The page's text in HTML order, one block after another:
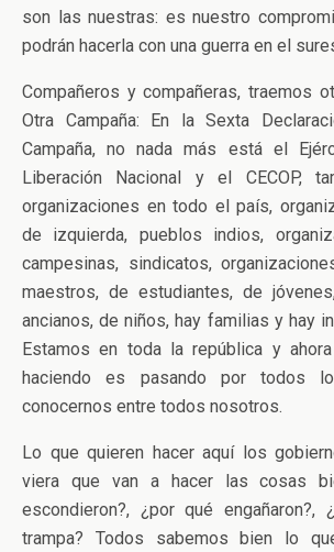
son las nuestras: es nuestro
podrán hacerla con una guerra en el
Compañeros y compañeras, traemos
Otra Campaña: En la Sexta
Campaña, no nada más está el
Liberación Nacional y el CECOP,
organizaciones en todo el país,
de izquierda, pueblos indios,
campesinas, sindicatos,
maestros, de estudiantes, de
ancianos, de niños, hay familias y hay
Estamos en toda la república y
haciendo es pasando por todos
conocernos entre todos nosotros.
Lo que quieren hacer aquí los
viera que van a hacer las cosas
escondieron?, ¿por qué engañaron?,
trampa? Todos sabemos bien lo